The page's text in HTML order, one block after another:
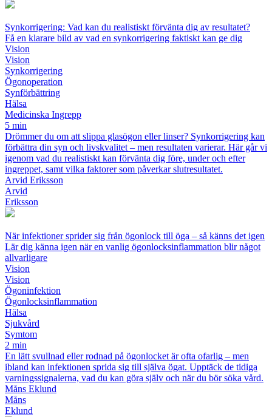
Synkorrigering: Vad kan du realistiskt förvänta dig av resultatet?
Få en klarare bild av vad en synkorrigering faktiskt kan ge dig
Vision
Vision
Synkorrigering
Ögonoperation
Synförbättring
Hälsa
Medicinska Ingrepp
5 min
Drömmer du om att slippa glasögon eller linser? Synkorrigering kan
förbättra din syn och livskvalitet – men resultaten varierar. Här går vi
igenom vad du realistiskt kan förvänta dig före, under och efter
ingreppet, samt vilka faktorer som påverkar slutresultatet.
Arvid Eriksson
Arvid
Eriksson
När infektioner sprider sig från ögonlock till öga – så känns det igen
Lär dig känna igen när en vanlig ögonlocksinflammation blir något
allvarligare
Vision
Vision
Ögoninfektion
Ögonlocksinflammation
Hälsa
Sjukvård
Symtom
2 min
En lätt svullnad eller rodnad på ögonlocket är ofta ofarlig – men
ibland kan infektionen sprida sig till själva ögat. Upptäck de tidiga
varningssignalerna, vad du kan göra själv och när du bör söka vård.
Måns Eklund
Måns
Eklund